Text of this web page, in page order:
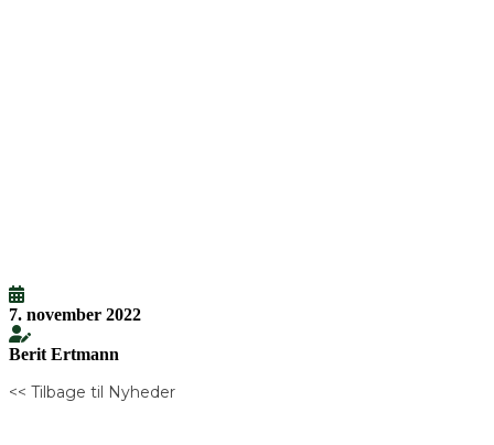
7. november 2022
Berit Ertmann
<< Tilbage til Nyheder